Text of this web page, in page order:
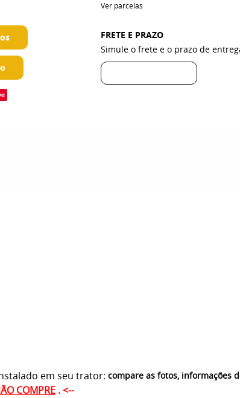
Ver parcelas
FRETE E PRAZO
Simule o frete e o prazo de
em seu trator: compare as fotos, informações
COMPRE . <--